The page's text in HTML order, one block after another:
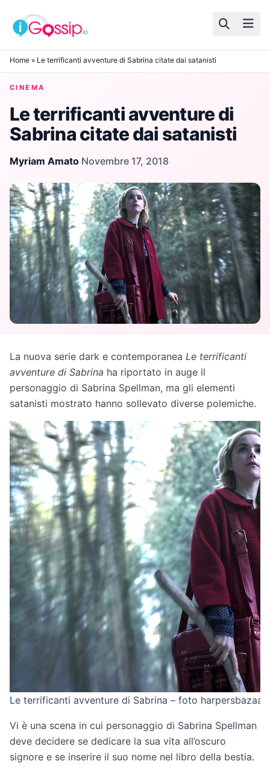
Skip to content
Home » Le terrificanti avventure di Sabrina citate dai satanisti
CINEMA
Le terrificanti avventure di
Sabrina citate dai satanisti
Myriam Amato·Novembre 17, 2018
La nuova serie dark e contemporanea Le terrificanti
avventure di Sabrina ha riportato in auge il
personaggio di Sabrina Spellman, ma gli elementi
satanisti mostrato hanno sollevato diverse polemiche.
Le terrificanti avventure di Sabrina – foto
Vi è una scena in cui personaggio di Sabrina Spellman
deve decidere se dedicare la sua vita all’oscuro
signore e se inserire il suo nome nel libro della bestia.